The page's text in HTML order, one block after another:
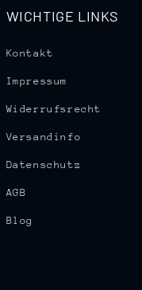
WICHTIGE LINKS
Kontakt
Impressum
Widerrufsrecht
Versandinfo
Datenschutz
AGB
Blog